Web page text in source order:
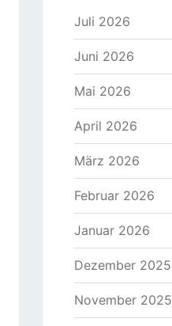
Juli 2026
Juni 2026
Mai 2026
April 2026
März 2026
Februar 2026
Januar 2026
Dezember 2025
November 2025